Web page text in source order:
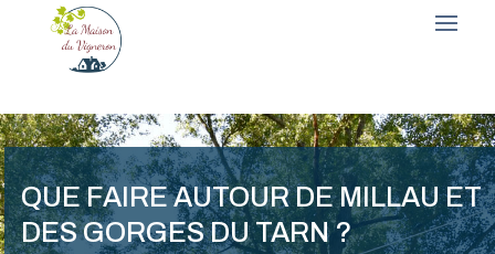
QUE FAIRE AUTOUR DE MILLAU ET
DES GORGES DU TARN ?